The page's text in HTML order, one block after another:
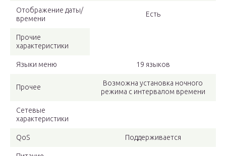
Отображение даты/
времени
Есть
Прочие
характеристики
Языки меню 19 языков
Прочее
Возможна установка ночного
режима с интервалом времени
Сетевые
характеристики
QoS Поддерживается